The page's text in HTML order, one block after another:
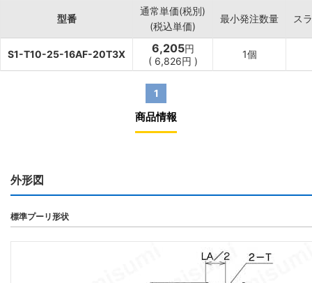
型番
通常単価(税別)
(税込単価)
最小発注数量 ス
S1-T10-25-16AF-20T3X 6,205円
( 6,826円 )
1個
1
商品情報
外形図
標準プーリ形状